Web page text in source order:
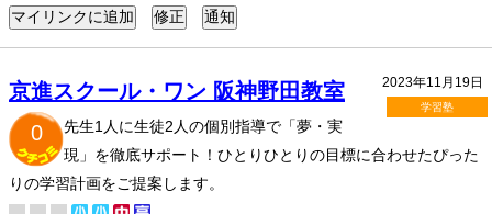
2023年11月19日
学習塾
京進スクール・ワン 阪神野田教室
0
先生1人に生徒2人の個別指導で「夢・実
現」を徹底サポート！ひとりひとりの目標に合わせたぴった
りの学習計画をご提案します。